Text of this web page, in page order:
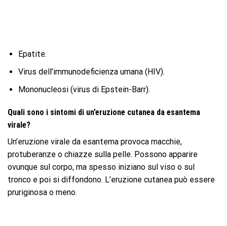
Epatite.
Virus dell’immunodeficienza umana (HIV).
Mononucleosi (virus di Epstein-Barr).
Quali sono i sintomi di un’eruzione cutanea da esantema
virale?
Un’eruzione virale da esantema provoca macchie,
protuberanze o chiazze sulla pelle. Possono apparire
ovunque sul corpo, ma spesso iniziano sul viso o sul
tronco e poi si diffondono. L’eruzione cutanea può essere
pruriginosa o meno.